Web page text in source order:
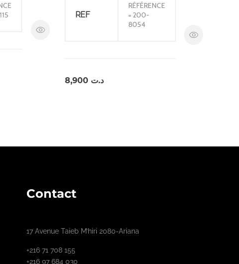
REF
RÉFÉRENCE
= 200-
8054
د.ت 8,900
Contact
17 Avenue Taieb M’hiri 2080-Ariana
+216 71 708 155
+216 97 684 030